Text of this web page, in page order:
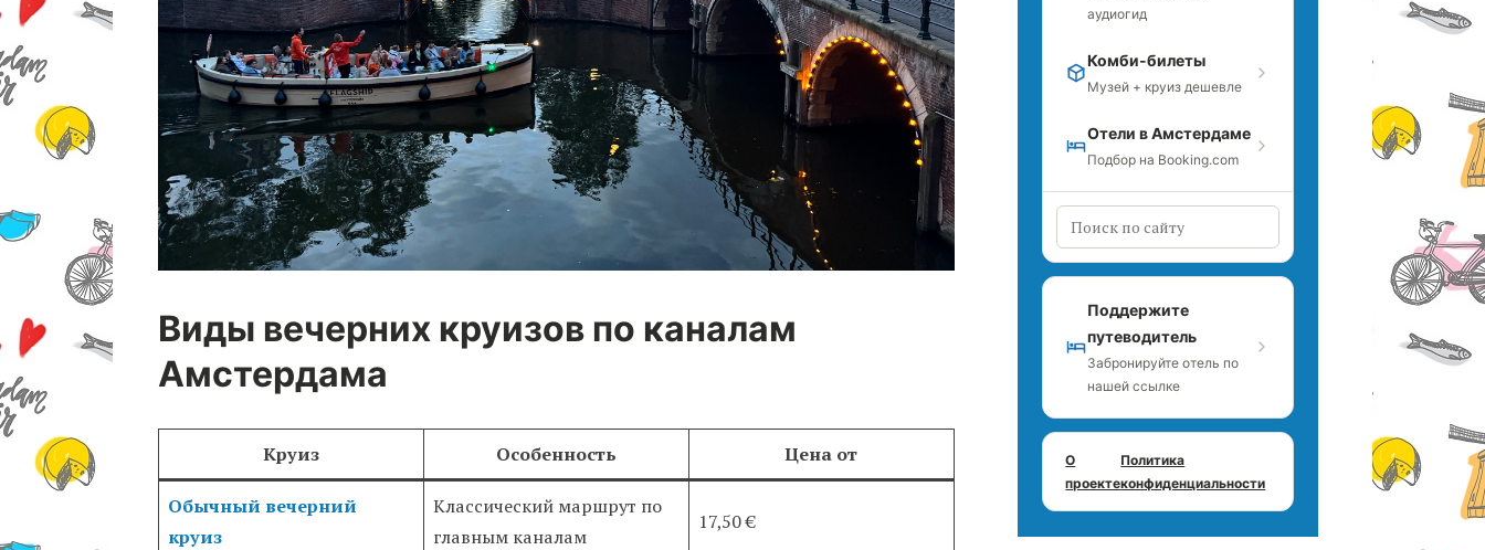
Виды вечерних круизов по каналам
Амстердама
Круиз Особенность Цена от
Обычный вечерний
круиз
Классический маршрут по
главным каналам
17,50 €
аудиогид
Комби-билеты
Музей + круиз дешевле
Отели в Амстердаме
Подбор на Booking.com
Поддержите
путеводитель
Забронируйте отель по
нашей ссылке
О
проекте
Политика
конфиденциальности